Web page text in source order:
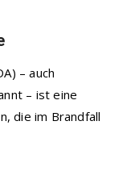
– auch
– ist eine
die im Brandfall